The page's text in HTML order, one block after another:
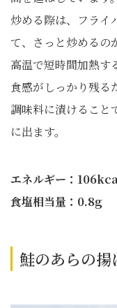
炒める際は、フライ
て、さっと炒めるの
高温で短時間加熱す
食感がしっかり残る
調味料に漬けること
に出ます。
エネルギー：
食塩相当量：0.8g
鮭のあらの揚